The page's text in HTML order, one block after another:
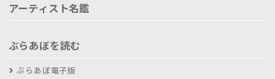
アーティスト名鑑
ぶらあぼを読む
ぶらあぼ電子版